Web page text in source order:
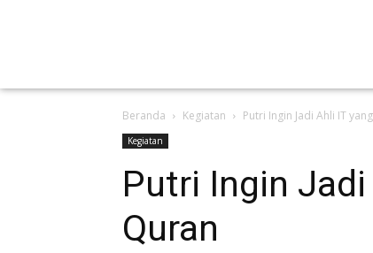
Beranda Kegiatan Putri Ingin Jadi Ahli IT
Kegiatan
Putri Ingin Jadi
Quran